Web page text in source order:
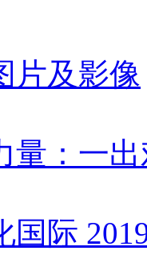
片及影像
量：一
国际